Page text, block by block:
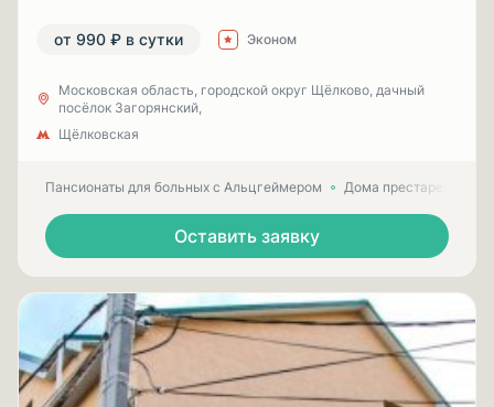
от 990 ₽ в сутки Эконом
Московская область, городской округ Щёлково, дачный
посёлок Загорянский,
Щёлковская
Пансионаты для больных с Альцгеймером Дома престарелых
Оставить заявку